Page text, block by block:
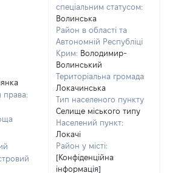
права:
спеціальним статусом:
Волинська
Район в області та
Автономній Республіці
Крим: Володимир-
Волинський
Територіальна громада:
Локачинська
Тип населеного пункту:
Селище міського типу
Населений пункт:
Локачі
Район у місті:
[Конфіденційна
інформація]